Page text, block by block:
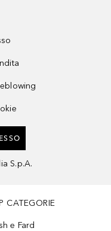
S.p.A.
CATEGORIE
e Fard